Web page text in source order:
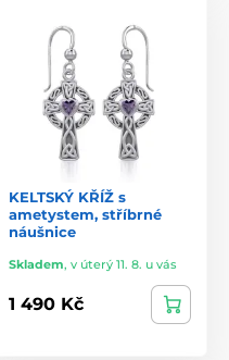
KELTSKÝ KŘÍŽ s
ametystem, stříbrné
náušnice
Skladem, v úterý 11. 8. u vás
1 490 Kč